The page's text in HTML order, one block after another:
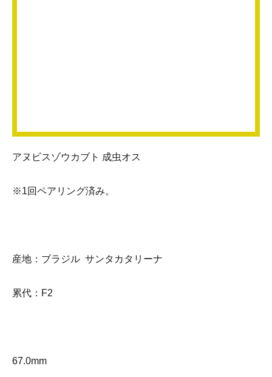
アヌビスゾウカブト 成虫オス
※1回ペアリング済み。
産地：ブラジル サンタカタリーナ
累代：F2
67.0mm